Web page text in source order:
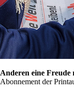
Anderen eine Freude
Abonnement der